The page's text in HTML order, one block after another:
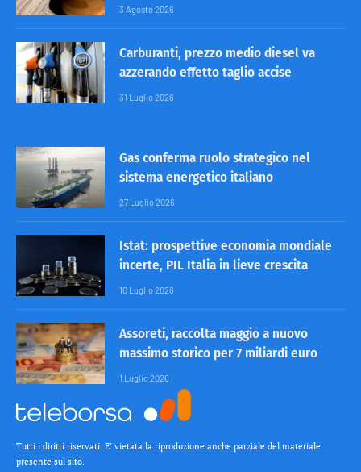
3 Agosto 2026
Carburanti, prezzo medio diesel va
azzerando effetto taglio accise
31 Luglio 2026
Gas conferma ruolo strategico nel
sistema energetico italiano
27 Luglio 2026
Istat: prospettive economia mondiale
incerte, PIL Italia in lieve crescita
10 Luglio 2026
Assoreti, raccolta maggio a nuovo
massimo storico per 7 miliardi euro
1 Luglio 2026
Tutti i diritti riservati. E’ vietata la riproduzione anche parziale del materiale
presente sul sito.